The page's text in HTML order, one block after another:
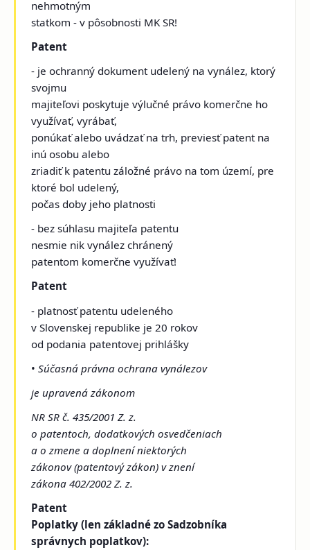
nehmotným
statkom - v pôsobnosti MK SR!
Patent
- je ochranný dokument udelený na vynález, ktorý
svojmu
majiteľovi poskytuje výlučné právo komerčne ho
využívať, vyrábať,
ponúkať alebo uvádzať na trh, previesť patent na
inú osobu alebo
zriadiť k patentu záložné právo na tom území, pre
ktoré bol udelený,
počas doby jeho platnosti
- bez súhlasu majiteľa patentu
nesmie nik vynález chránený
patentom komerčne využívať!
Patent
- platnosť patentu udeleného
v Slovenskej republike je 20 rokov
od podania patentovej prihlášky
•Súčasná právna ochrana vynálezov
je upravená zákonom
NR SR č. 435/2001 Z. z.
o patentoch, dodatkových osvedčeniach
a o zmene a doplnení niektorých
zákonov (patentový zákon) v znení
zákona 402/2002 Z. z.
Patent
Poplatky (len základné zo Sadzobníka
správnych poplatkov):